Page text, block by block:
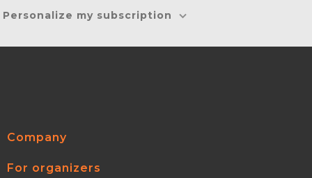
Personalize my subscription
Company
For organizers